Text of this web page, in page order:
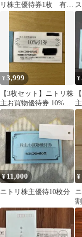
リ株主優待券1枚 有効
期限2027年6月30日まで
枚
¥3,999
【3枚セット】ニトリ株
主お買物優待券 10%引
券
¥
¥11,000
ニトリ株主優待10枚分
¥